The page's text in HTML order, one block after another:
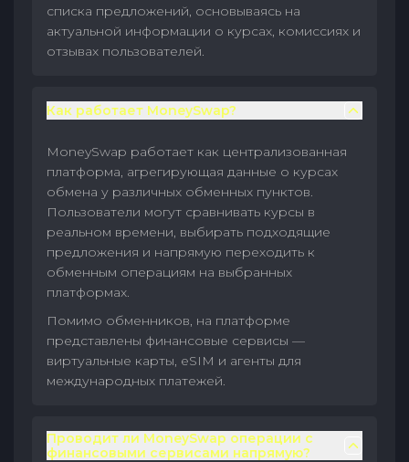
списка предложений, основываясь на
актуальной информации о курсах, комиссиях и
отзывах пользователей.
Как работает MoneySwap?
MoneySwap работает как централизованная
платформа, агрегирующая данные о курсах
обмена у различных обменных пунктов.
Пользователи могут сравнивать курсы в
реальном времени, выбирать подходящие
предложения и напрямую переходить к
обменным операциям на выбранных
платформах.
Помимо обменников, на платформе
представлены финансовые сервисы —
виртуальные карты, eSIM и агенты для
международных платежей.
Проводит ли MoneySwap операции с
финансовыми сервисами напрямую?